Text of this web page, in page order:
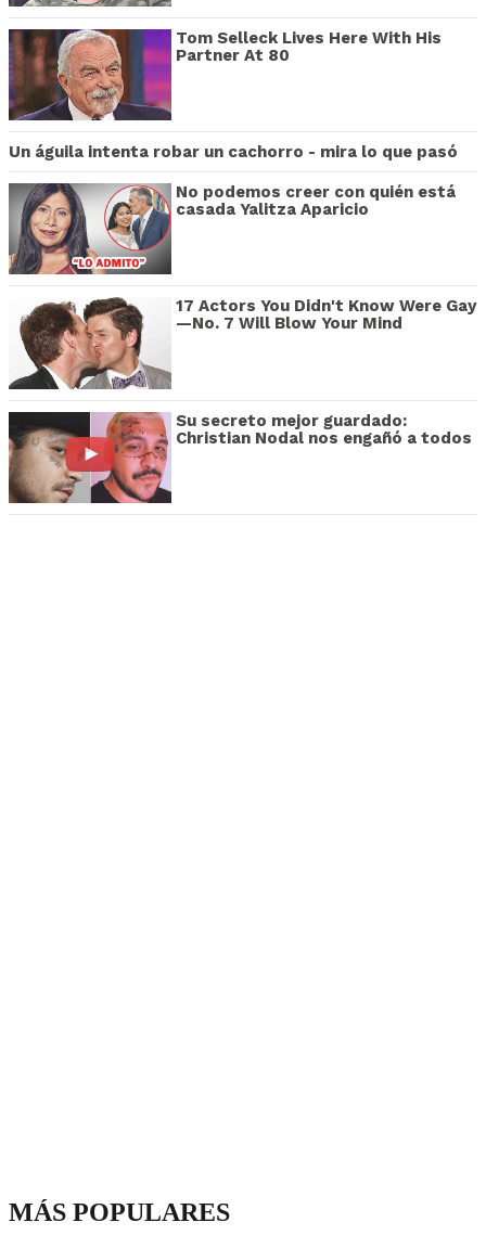
Tom Selleck Lives Here With His
Partner At 80
Un águila intenta robar un cachorro - mira lo que pasó
No podemos creer con quién está
casada Yalitza Aparicio
17 Actors You Didn't Know Were Gay
—No. 7 Will Blow Your Mind
Su secreto mejor guardado:
Christian Nodal nos engañó a todos
MÁS POPULARES